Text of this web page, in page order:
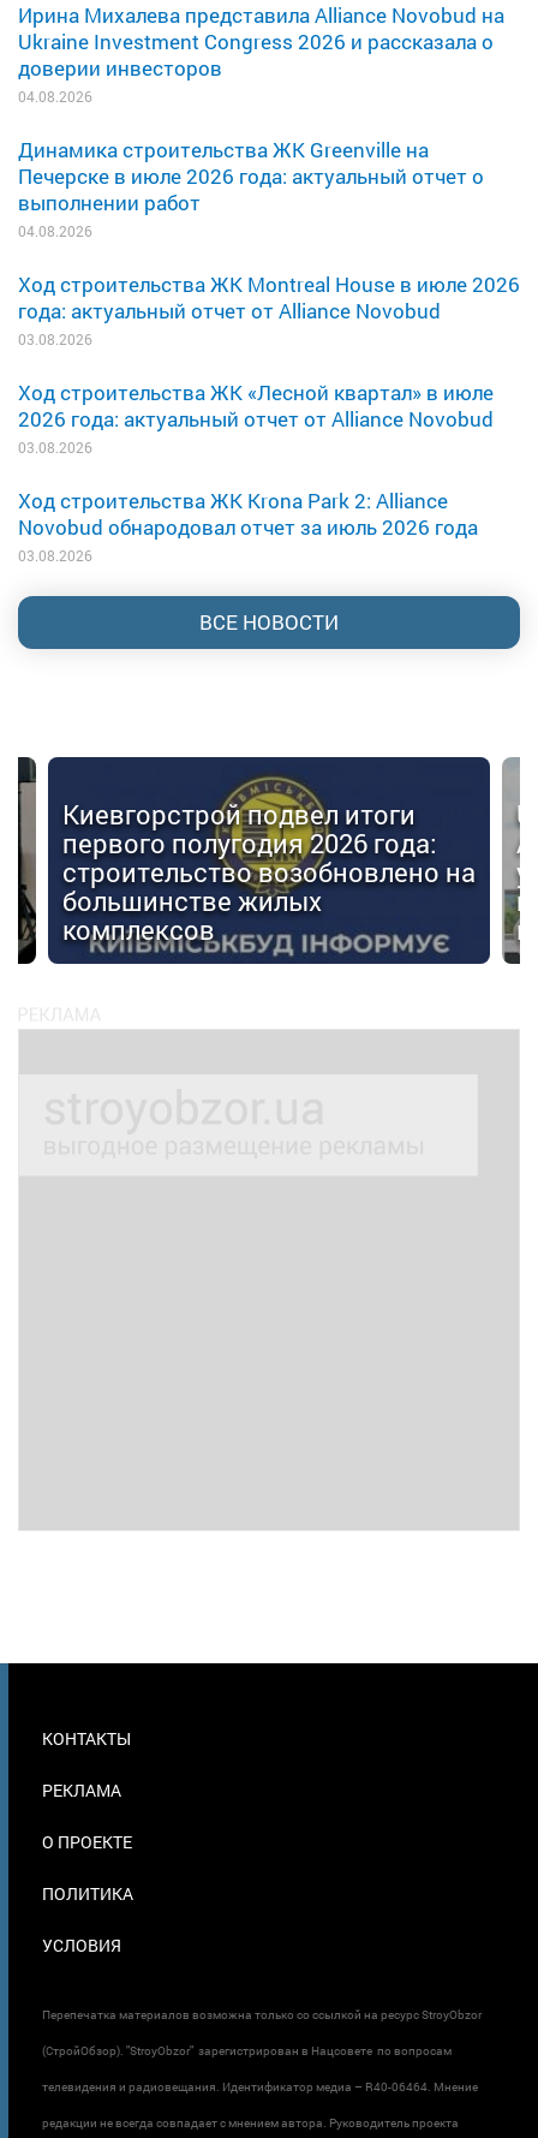
Ирина Михалева представила Alliance Novobud на
Ukraine Investment Congress 2026 и рассказала о
доверии инвесторов
04.08.2026
Динамика строительства ЖК Greenville на
Печерске в июле 2026 года: актуальный отчет о
выполнении работ
04.08.2026
Ход строительства ЖК Montreal House в июле 2026
года: актуальный отчет от Alliance Novobud
03.08.2026
Ход строительства ЖК «Лесной квартал» в июле
2026 года: актуальный отчет от Alliance Novobud
03.08.2026
Ход строительства ЖК Krona Park 2: Alliance
Novobud обнародовал отчет за июль 2026 года
03.08.2026
ВСЕ НОВОСТИ
Киевгорстрой подвел итоги
первого полугодия 2026 года:
строительство возобновлено на
большинстве жилых
комплексов
В
КОНТАКТЫ
РЕКЛАМА
О ПРОЕКТЕ
ПОЛИТИКА
УСЛОВИЯ
Перепечатка материалов возможна только со ссылкой на ресурс StroyObzor
(СтройОбзор). "StroyObzor" зарегистрирован в Нацсовете по вопросам
телевидения и радиовещания. Идентификатор медиа – R40-06464. Мнение
редакции не всегда совпадает с мнением автора. Руководитель проекта